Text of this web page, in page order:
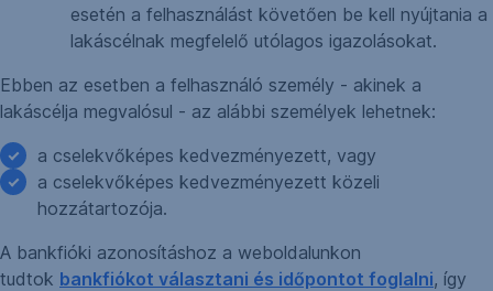
esetén a felhasználást követően be kell nyújtania a
lakáscélnak megfelelő utólagos igazolásokat.
Ebben az esetben a felhasználó személy - akinek a
lakáscélja megvalósul - az alábbi személyek lehetnek:
a cselekvőképes kedvezményezett, vagy
a cselekvőképes kedvezményezett közeli
hozzátartozója.
A bankfióki azonosításhoz a weboldalunkon
tudtok bankfiókot választani és időpontot foglalni, így